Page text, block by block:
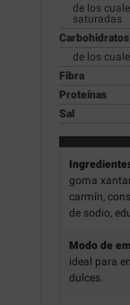
de los
saturadas
Carbohidratos
de los
Fibra
Proteínas
Sal
goma
carmín,
de sodio,
Modo de
ideal para
dulces.